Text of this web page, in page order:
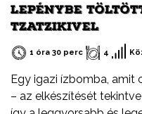
LEPÉNYBE
TZATZIKIVEL
1 óra 30 perc 4
Egy igazi ízbomba, amit
– az elkészítését